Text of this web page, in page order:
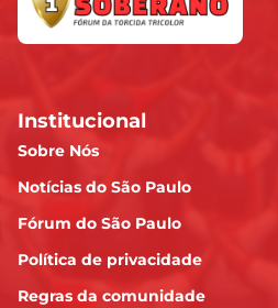
Institucional
Sobre Nós
Notícias do São Paulo
Fórum do São Paulo
Política de privacidade
Regras da comunidade